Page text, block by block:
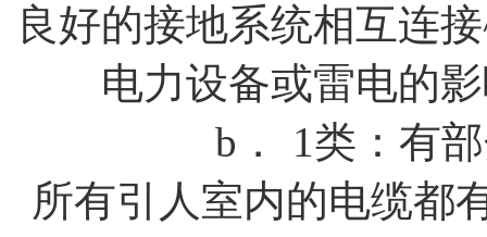
良好的接地系统相互连接
电力设备或雷电的
b．
1类：有
所有引人室内的电缆都